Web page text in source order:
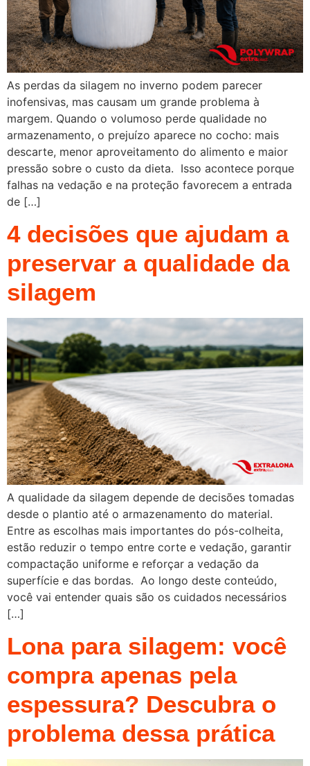
As perdas da silagem no inverno podem parecer
inofensivas, mas causam um grande problema à
margem. Quando o volumoso perde qualidade no
armazenamento, o prejuízo aparece no cocho: mais
descarte, menor aproveitamento do alimento e maior
pressão sobre o custo da dieta. Isso acontece porque
falhas na vedação e na proteção favorecem a entrada
de […]
4 decisões que ajudam a
preservar a qualidade da
silagem
A qualidade da silagem depende de decisões tomadas
desde o plantio até o armazenamento do material.
Entre as escolhas mais importantes do pós-colheita,
estão reduzir o tempo entre corte e vedação, garantir
compactação uniforme e reforçar a vedação da
superfície e das bordas. Ao longo deste conteúdo,
você vai entender quais são os cuidados necessários
[…]
Lona para silagem: você
compra apenas pela
espessura? Descubra o
problema dessa prática